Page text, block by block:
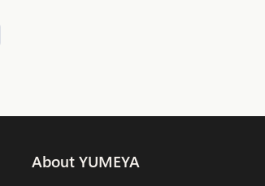
About YUMEYA